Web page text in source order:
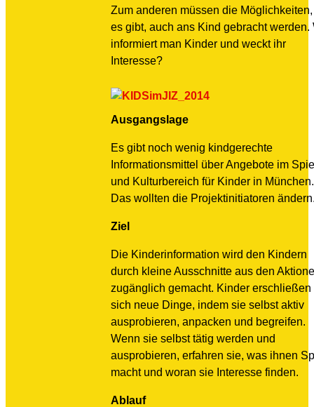
Zum anderen müssen die
es gibt, auch ans Kind gebracht werden.
informiert man Kinder und weckt ihr
Interesse?
Ausgangslage
Es gibt noch wenig kindgerechte
Informationsmittel über Angebote im
und Kulturbereich für Kinder in München.
Das wollten die Projektinitiatoren
Ziel
Die Kinderinformation wird den Kindern
durch kleine Ausschnitte aus den
zugänglich gemacht. Kinder erschließen
sich neue Dinge, indem sie selbst aktiv
ausprobieren, anpacken und begreifen.
Wenn sie selbst tätig werden und
ausprobieren, erfahren sie, was ihnen
macht und woran sie Interesse finden.
Ablauf